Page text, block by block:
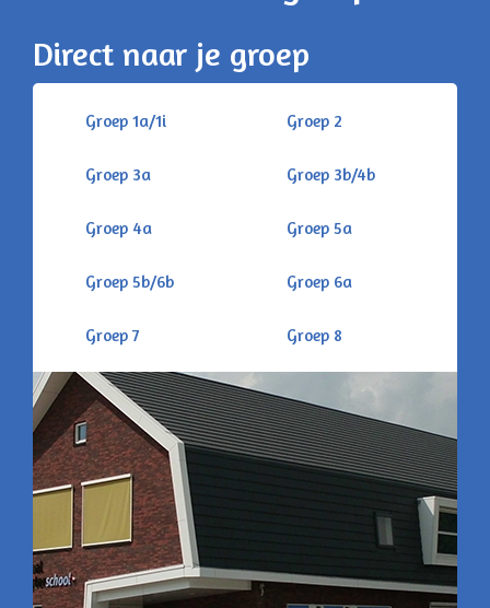
Direct naar je groep
Groep 1a/1i Groep 2
Groep 3a Groep 3b/4b
Groep 4a Groep 5a
Groep 5b/6b Groep 6a
Groep 7 Groep 8